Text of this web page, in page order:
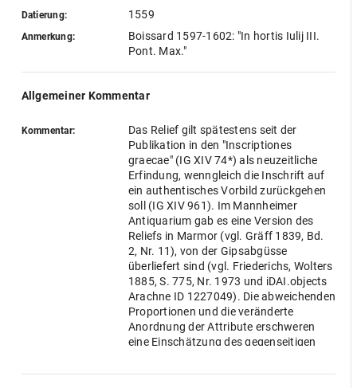
Datierung: 1559
Anmerkung:
Boissard 1597-1602: "In hortis Iulij III.
Pont. Max."
Allgemeiner Kommentar
Kommentar:
Das Relief gilt spätestens seit der
Publikation in den "Inscriptiones
graecae" (IG XIV 74*) als neuzeitliche
Erfindung, wenngleich die Inschrift auf
ein authentisches Vorbild zurückgehen
soll (IG XIV 961). Im Mannheimer
Antiquarium gab es eine Version des
Reliefs in Marmor (vgl. Gräff 1839, Bd.
2, Nr. 11), von der Gipsabgüsse
überliefert sind (vgl. Friederichs, Wolters
1885, S. 775, Nr. 1973 und iDAI.objects
Arachne ID 1227049). Die abweichenden
Proportionen und die veränderte
Anordnung der Attribute erschweren
eine Einschätzung des gegenseitigen
und Grafik.